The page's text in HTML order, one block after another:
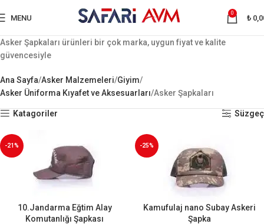
MENU
0
₺
Asker Şapkaları ürünleri bir çok marka, uygun fiyat ve kalite
güvencesiyle
Ana Sayfa Asker Malzemeleri Giyim
Asker Üniforma Kıyafet ve Aksesuarları Asker Şapkaları
Katagoriler Süzgeç
-21%
10.Jandarma Eğtim Alay
Komutanlığı Şapkası
-25%
Kamufulaj nano Subay Askeri
Şapka